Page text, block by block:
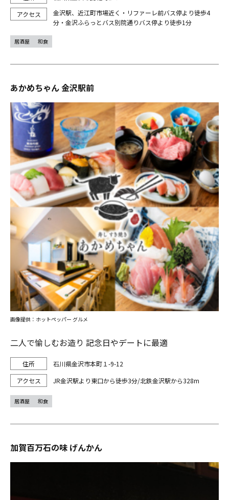
金沢駅、近江町市場近く・リファーレ前バス停より徒歩4
分・金沢ふらっとバス別院通りバス停より徒歩1分
居酒屋 和食
あかめちゃん 金沢駅前
二人で愉しむお造り 記念日やデートに最適
石川県金沢市本町１-9-12
JR金沢駅より東口から徒歩3分/北鉄金沢駅から328m
画像提供：ホットペッパー グルメ
居酒屋 和食
加賀百万石の味 げんかん